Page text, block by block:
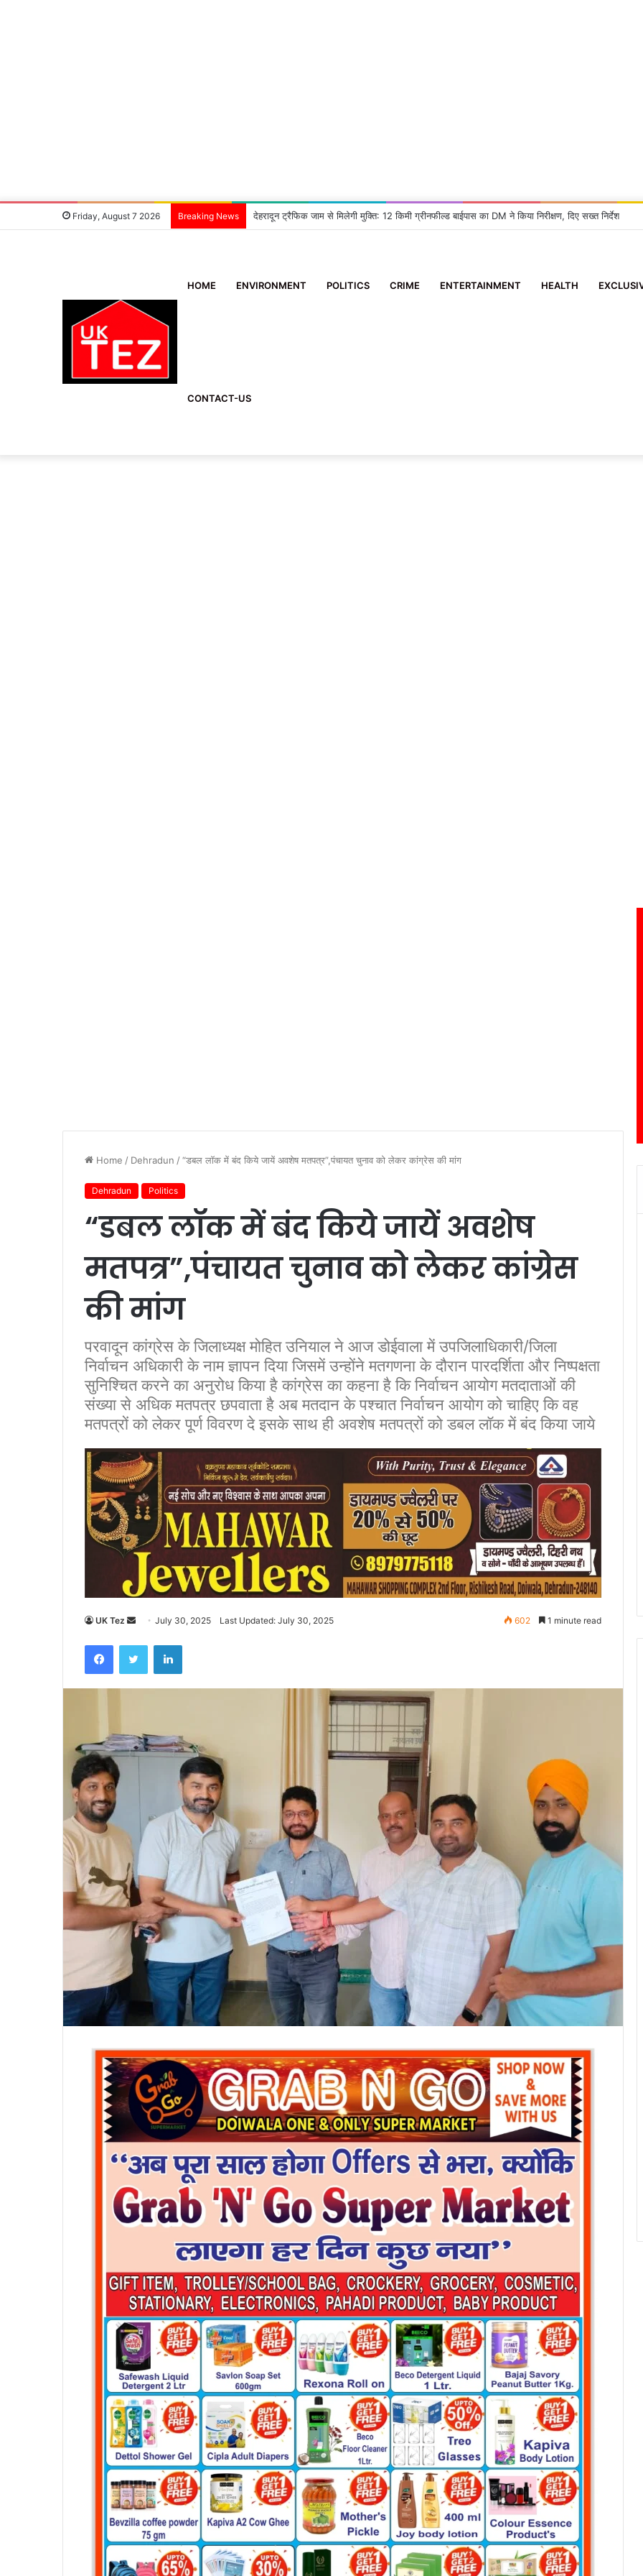
Friday, August 7 2026 Breaking News देहरादून ट्रैफिक जाम से मिलेगी मुक्ति: 12 किमी ग्रीनफील्ड बाईपास का DM ने किया निरीक्षण, दिए सख्त निर्देश
HOME ENVIRONMENT POLITICS CRIME ENTERTAINMENT HEALTH
CONTACT-US
Home / Dehradun /“डबल लॉक में बंद किये जायें अवशेष मतपत्र”,पंचायत चुनाव को लेकर कांग्रेस की मांग
Dehradun Politics
“डबल लॉक में बंद किये जायें अवशेष
मतपत्र”,पंचायत चुनाव को लेकर कांग्रेस
की मांग
परवादून कांग्रेस के जिलाध्यक्ष मोहित उनियाल ने आज डोईवाला में उपजिलाधिकारी/जिला
निर्वाचन अधिकारी के नाम ज्ञापन दिया जिसमें उन्होंने मतगणना के दौरान पारदर्शिता और निष्पक्षता
सुनिश्चित करने का अनुरोध किया है कांग्रेस का कहना है कि निर्वाचन आयोग मतदाताओं की
संख्या से अधिक मतपत्र छपवाता है अब मतदान के पश्चात निर्वाचन आयोग को चाहिए कि वह
मतपत्रों को लेकर पूर्ण विवरण दे इसके साथ ही अवशेष मतपत्रों को डबल लॉक में बंद किया जाये
UK Tez
n
d
a
m
a
July 30, 2025 Last Updated: July 30, 2025 602 1 minute read